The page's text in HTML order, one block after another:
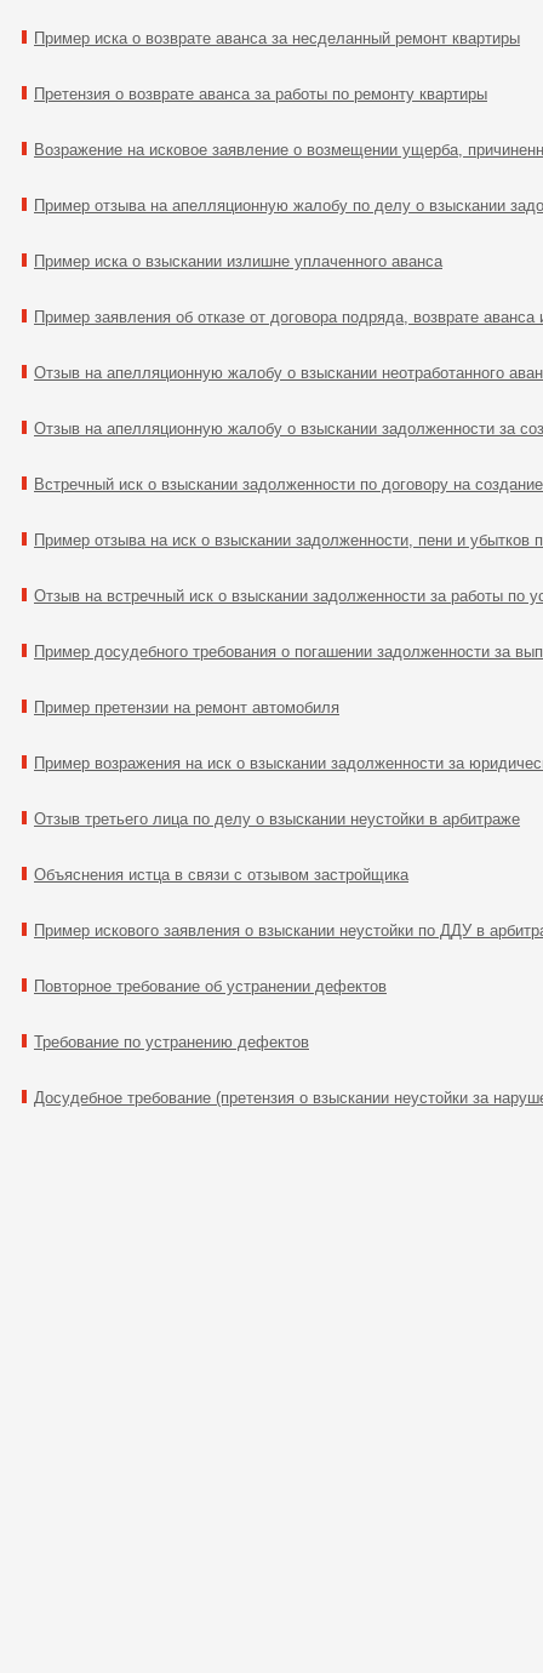
Пример иска о возврате аванса за несделанный ремонт квартиры
Претензия о возврате аванса за работы по ремонту квартиры
Возражение на исковое заявление о возмещении ущерба,
Пример отзыва на апелляционную жалобу по делу о взыскании
Пример иска о взыскании излишне уплаченного аванса
Пример заявления об отказе от договора подряда, возврате аванса
Отзыв на апелляционную жалобу о взыскании неотработанного
Отзыв на апелляционную жалобу о взыскании задолженности за
Встречный иск о взыскании задолженности по договору на
Пример отзыва на иск о взыскании задолженности, пени и убытков
Отзыв на встречный иск о взыскании задолженности за работы по
Пример досудебного требования о погашении задолженности за
Пример претензии на ремонт автомобиля
Пример возражения на иск о взыскании задолженности за
Отзыв третьего лица по делу о взыскании неустойки в арбитраже
Объяснения истца в связи с отзывом застройщика
Пример искового заявления о взыскании неустойки по ДДУ в
Повторное требование об устранении дефектов
Требование по устранению дефектов
Досудебное требование (претензия о взыскании неустойки за